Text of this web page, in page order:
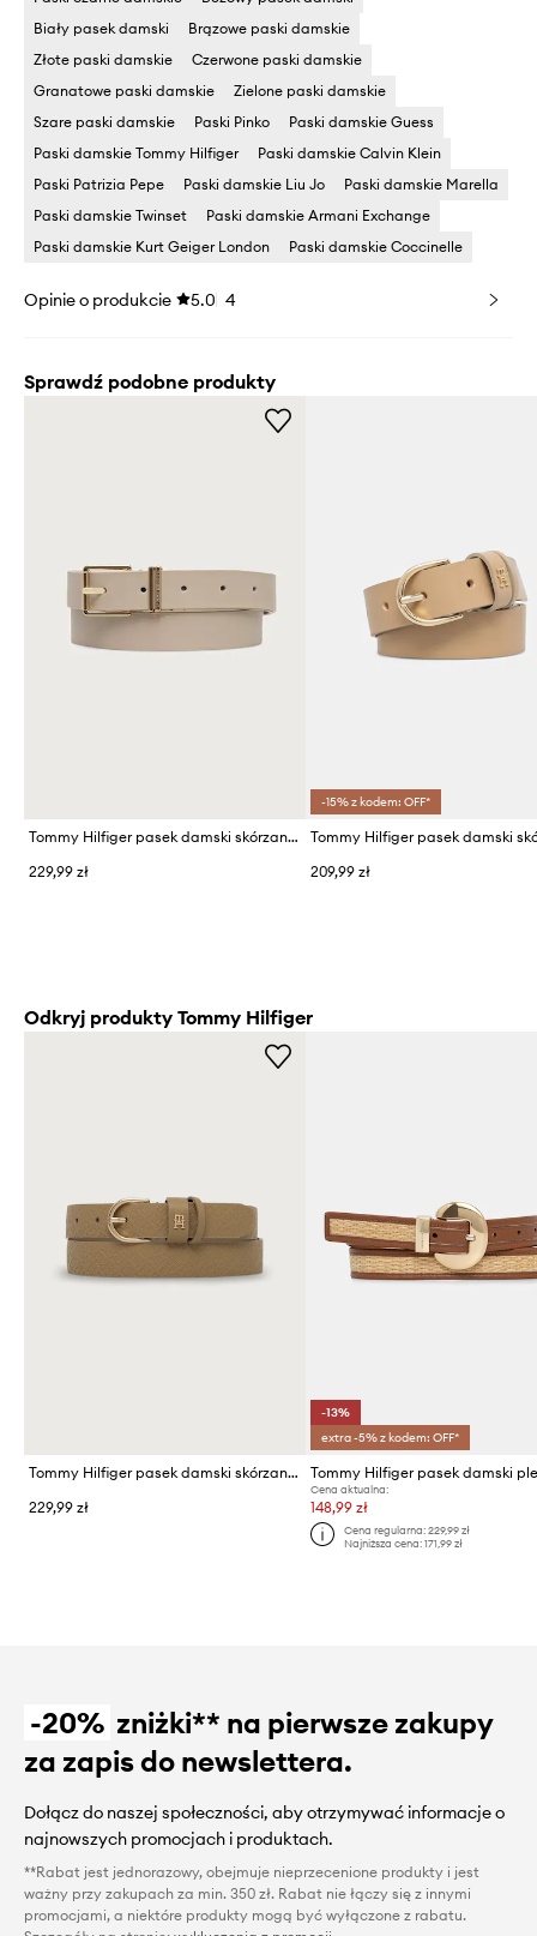
Biały pasek damski
Brązowe paski damskie
Złote paski damskie
Czerwone paski damskie
Granatowe paski damskie
Zielone paski damskie
Szare paski damskie
Paski Pinko
Paski damskie Guess
Paski damskie Tommy Hilfiger
Paski damskie Calvin Klein
Paski Patrizia Pepe
Paski damskie Liu Jo
Paski damskie Marella
Paski damskie Twinset
Paski damskie Armani Exchange
Paski damskie Kurt Geiger London
Paski damskie Coccinelle
Opinie o produkcie 5.0 4
Sprawdź podobne produkty
Tommy Hilfiger pasek damski skórzany
229,99 zł
-15% z kodem: OFF*
209,99 zł
Odkryj produkty Tommy Hilfiger
Tommy Hilfiger pasek damski skórzany
229,99 zł
-13%
extra -5% z kodem: OFF*
Tommy Hilfiger pasek damski
Cena aktualna:
148,99 zł
Cena regularna: 229,99 zł
Najniższa cena: 171,99 zł
-20% zniżki** na pierwsze zakupy
za zapis do newslettera.
Dołącz do naszej społeczności, aby otrzymywać informacje o
najnowszych promocjach i produktach.
**Rabat jest jednorazowy, obejmuje nieprzecenione produkty i jest
ważny przy zakupach za min. 350 zł. Rabat nie łączy się z innymi
promocjami, a niektóre produkty mogą być wyłączone z rabatu.